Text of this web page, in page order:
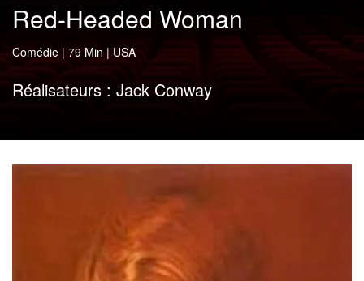
Red-Headed Woman
Comédie | 79 Min | USA
Réalisateurs : Jack Conway